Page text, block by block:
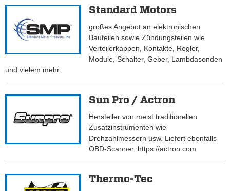
Standard Motors
großes Angebot an elektronischen
Bauteilen sowie Zündungsteilen wie
Verteilerkappen, Kontakte, Regler,
Module, Schalter, Geber, Lambdasonden
und vielem mehr.
Sun Pro / Actron
Hersteller von meist traditionellen
Zusatzinstrumenten wie
Drehzahlmessern usw. Liefert ebenfalls
OBD-Scanner. https://actron.com
Thermo-Tec